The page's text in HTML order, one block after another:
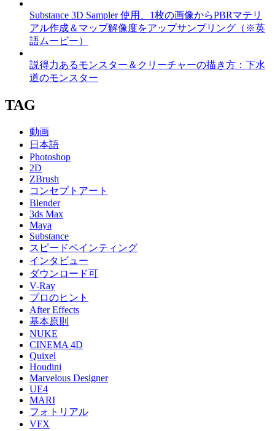
Substance 3D Sampler 使用、1枚の画像からPBRマテリ
アル作成＆マップ解像度をアップサンプリング（※英
語ムービー）
説得力あるモンスター＆クリーチャーの描き方：下水
道のモンスター
TAG
動画
日本語
Photoshop
2D
ZBrush
コンセプトアート
Blender
3ds Max
Maya
Substance
スピードペインティング
インタビュー
ダウンロード可
V-Ray
プロのヒント
After Effects
基本原則
NUKE
CINEMA 4D
Quixel
Houdini
Marvelous Designer
UE4
MARI
フォトリアル
VFX